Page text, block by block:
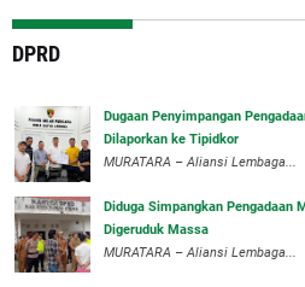
DPRD
‎Dugaan Penyimpangan
Dilaporkan ke Tipidkor
‎MURATARA – Aliansi Lembaga...
Diduga Simpangkan Pengadaan
Digeruduk Massa
‎MURATARA – Aliansi Lembaga...